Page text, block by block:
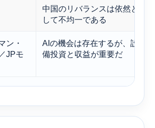
中国のリバランスは依然と
して不均一である
ン・
JPモ
AIの機会は存在するが、設
備投資と収益が重要だ